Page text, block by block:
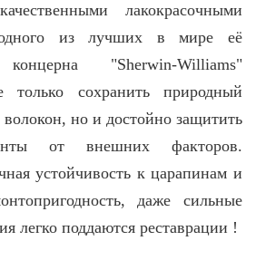
лакокрасочными
из лучших в мире её
концерна "Sherwin-Williams"
только сохранить природный
но и достойно защитить
от внешних факторов.
устойчивость к царапинам и
даже сильные
легко поддаются реставрации !